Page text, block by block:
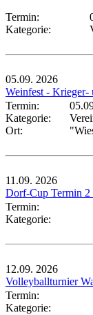
Termin:
Kategorie:
05.09. 2026
Weinfest - Krieger-
Termin:
Kategorie:
Ort:
11.09. 2026
Dorf-Cup Termin 2
Termin:
Kategorie:
12.09. 2026
Volleyballturnier
Termin:
Kategorie: